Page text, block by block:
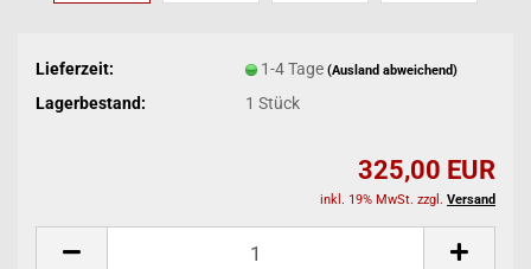
Lieferzeit: 1-4 Tage (Ausland abweichend)
Lagerbestand: 1 Stück
325,00 EUR
inkl. 19% MwSt. zzgl. Versand